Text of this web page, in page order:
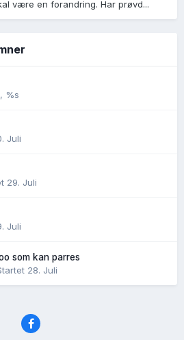
være en forandring. Har prøvd...
%s
Juli
29. Juli
Juli
som kan parres
28. Juli